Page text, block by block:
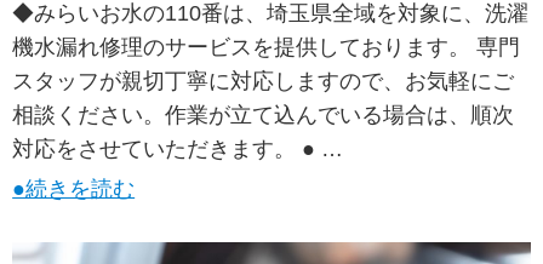
◆みらいお水の110番は、埼玉県全域を対象に、洗濯
機水漏れ修理のサービスを提供しております。 専門
スタッフが親切丁寧に対応しますので、お気軽にご
相談ください。作業が立て込んでいる場合は、順次
対応をさせていただきます。 ● …
●続きを読む